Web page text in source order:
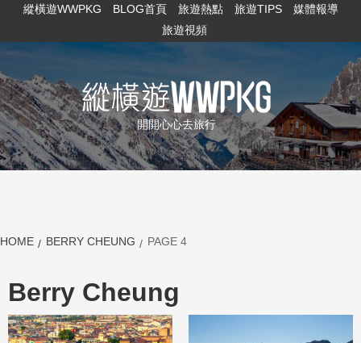
縱橫遊WWPKG BLOG首頁 旅遊熱點 旅遊TIPS
媒體報導
旅遊視頻
開開心心去旅行
HOME BERRY CHEUNG PAGE 4
Berry Cheung